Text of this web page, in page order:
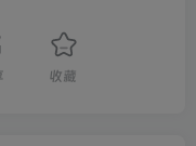
收藏